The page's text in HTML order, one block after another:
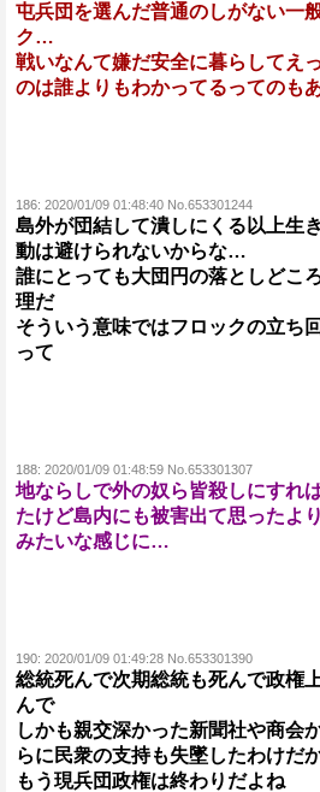
屯兵団を選んだ普通のしがない一
ク…
戦いなんて嫌だ安全に暮らしてえ
のは誰よりもわかってるってのも
186: 2020/01/09 01:48:40 No.653301244
島外が団結して潰しにくる以上生
動は避けられないからな…
誰にとっても大団円の落としどこ
理だ
そういう意味ではフロックの立ち
って
188: 2020/01/09 01:48:59 No.653301307
地ならしで外の奴ら皆殺しにすれ
たけど島内にも被害出て思ったよ
みたいな感じに…
190: 2020/01/09 01:49:28 No.653301390
総統死んで次期総統も死んで政権
んで
しかも親交深かった新聞社や商会
らに民衆の支持も失墜したわけだ
もう現兵団政権は終わりだよね